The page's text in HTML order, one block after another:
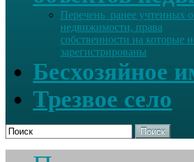
Перечень ранее учтенных
недвижимости, права
собственности на которые
зарегистрированы
Бесхозяйное
Трезвое село
Поиск